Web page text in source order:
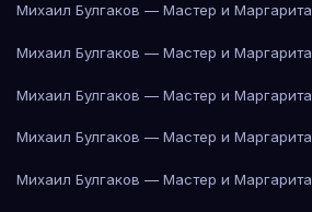
Михаил Булгаков — Мастер и Маргарита
Михаил Булгаков — Мастер и Маргарита
Михаил Булгаков — Мастер и Маргарита
Михаил Булгаков — Мастер и Маргарита
Михаил Булгаков — Мастер и Маргарита